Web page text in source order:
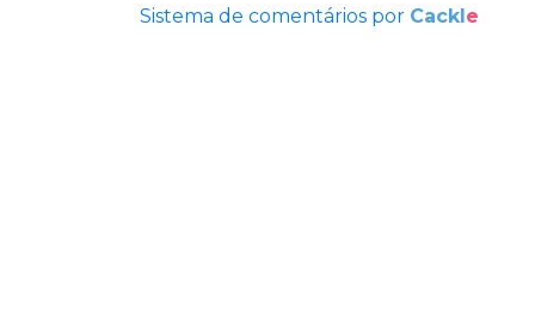
Sistema de comentários por Cackl e